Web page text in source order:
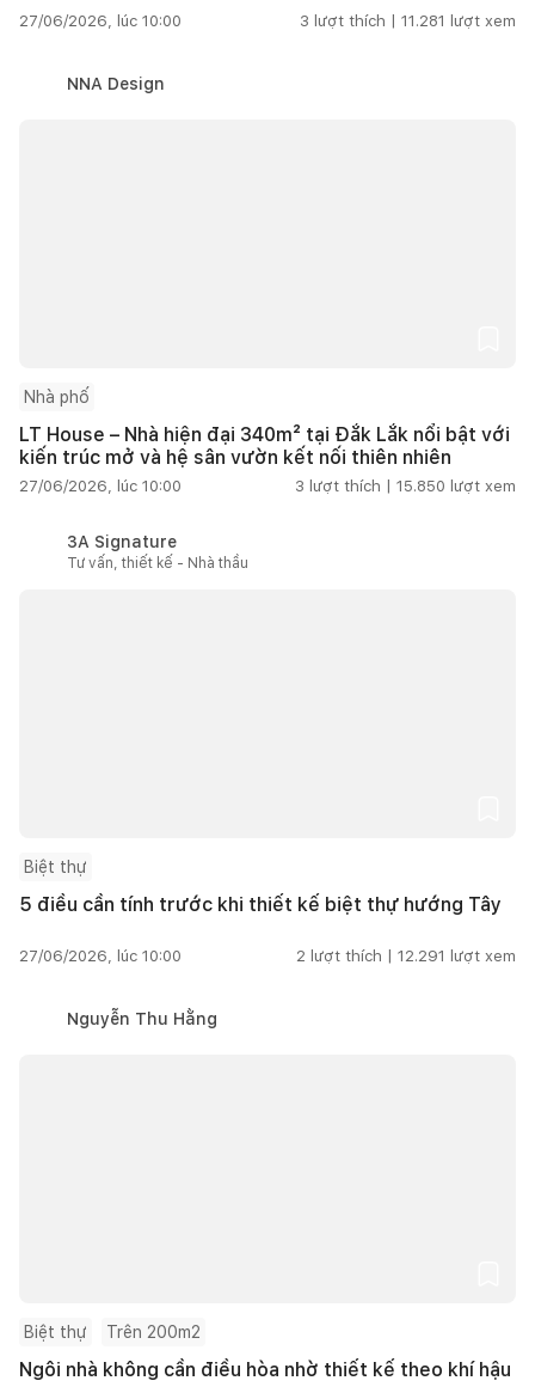
27/06/2026, lúc 10:00 3 lượt thích | 11.281 lượt xem
NNA Design
Nhà phố
LT House – Nhà hiện đại 340m² tại Đắk Lắk nổi bật với
kiến trúc mở và hệ sân vườn kết nối thiên nhiên
27/06/2026, lúc 10:00 3 lượt thích | 15.850 lượt xem
3A Signature
Tư vấn, thiết kế - Nhà thầu
Biệt thự
5 điều cần tính trước khi thiết kế biệt thự hướng Tây
27/06/2026, lúc 10:00 2 lượt thích | 12.291 lượt xem
Nguyễn Thu Hằng
Biệt thự Trên 200m2
Ngôi nhà không cần điều hòa nhờ thiết kế theo khí hậu